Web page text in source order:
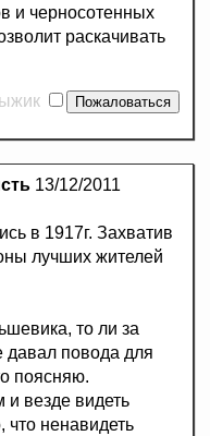
и черносотенных
раскачивать
13/12/2011
в 1917г. Захватив
лучших жителей
то ли за
повода для
поясняю.
и везде видеть
что ненавидеть